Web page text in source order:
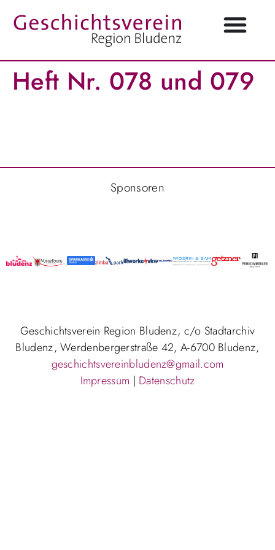
Heft Nr. 078 und 079
Sponsoren
Geschichtsverein Region Bludenz, c/o Stadtarchiv
Bludenz, Werdenbergerstraße 42, A-6700 Bludenz,
geschichtsvereinbludenz@gmail.com
Impressum | Datenschutz